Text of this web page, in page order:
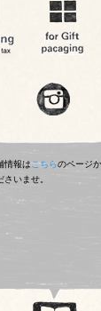
情報はこちらのページ
さいませ。